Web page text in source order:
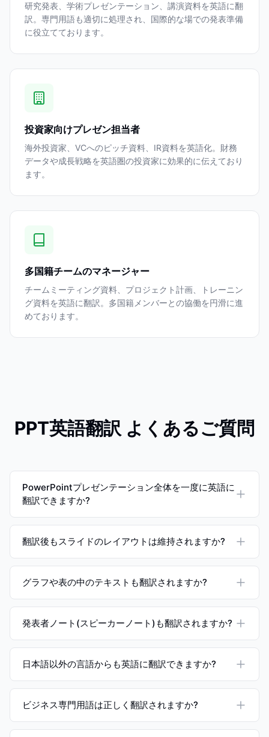
研究発表、学術プレゼンテーション、講演資料を英語に翻
訳。専門用語も適切に処理され、国際的な場での発表準備
に役立てております。
投資家向けプレゼン担当者
海外投資家、VCへのピッチ資料、IR資料を英語化。財務
データや成長戦略を英語圏の投資家に効果的に伝えており
ます。
多国籍チームのマネージャー
チームミーティング資料、プロジェクト計画、トレーニン
グ資料を英語に翻訳。多国籍メンバーとの協働を円滑に進
めております。
PPT英語翻訳 よくあるご質問
PowerPointプレゼンテーション全体を一度に英語に
翻訳できますか?
翻訳後もスライドのレイアウトは維持されますか?
グラフや表の中のテキストも翻訳されますか?
発表者ノート(スピーカーノート)も翻訳されますか?
日本語以外の言語からも英語に翻訳できますか?
ビジネス専門用語は正しく翻訳されますか?